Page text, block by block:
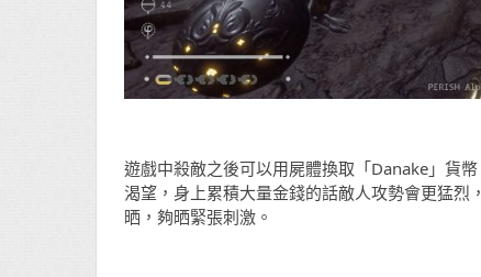
遊戲中殺敵之後可以用屍體換取「Danake」貨
渴望，身上累積大量金錢的話敵人攻勢會更猛
晒，夠晒緊張刺激。